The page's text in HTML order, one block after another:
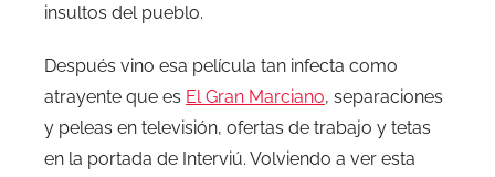
insultos del pueblo.
Después vino esa película tan infecta como
atrayente que es El Gran Marciano, separaciones
y peleas en televisión, ofertas de trabajo y tetas
en la portada de Interviú. Volviendo a ver esta